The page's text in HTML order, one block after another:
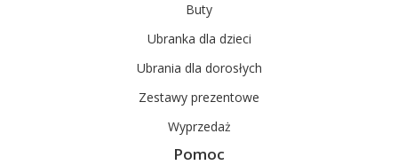
Buty
Ubranka dla dzieci
Ubrania dla dorosłych
Zestawy prezentowe
Wyprzedaż
Pomoc